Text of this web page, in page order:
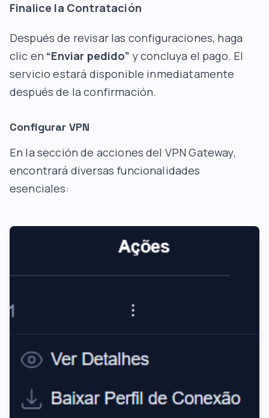
Finalice la Contratación
Después de revisar las configuraciones, haga
clic en “Enviar pedido” y concluya el pago. El
servicio estará disponible inmediatamente
después de la confirmación.
Configurar VPN
En la sección de acciones del VPN Gateway,
encontrará diversas funcionalidades
esenciales: